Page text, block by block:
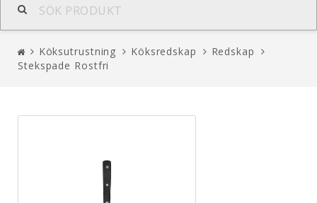
Köksutrustning Köksredskap
Redskap
Stekspade Rostfri